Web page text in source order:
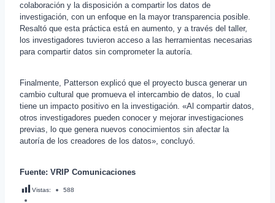
colaboración y la disposición a compartir los datos de
investigación, con un enfoque en la mayor transparencia posible.
Resaltó que esta práctica está en aumento, y a través del taller,
los investigadores tuvieron acceso a las herramientas necesarias
para compartir datos sin comprometer la autoría.
Finalmente, Patterson explicó que el proyecto busca generar un
cambio cultural que promueva el intercambio de datos, lo cual
tiene un impacto positivo en la investigación. «Al compartir datos,
otros investigadores pueden conocer y mejorar investigaciones
previas, lo que genera nuevos conocimientos sin afectar la
autoría de los creadores de los datos», concluyó.
Fuente: VRIP Comunicaciones
Vistas: 588